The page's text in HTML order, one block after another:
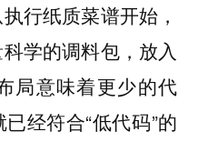
行纸质菜谱开始，
学的调料包，放入
局意味着更少的代
经符合“低代码”的